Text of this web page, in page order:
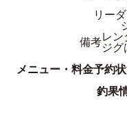
リー
備考レン
ジグ
メニュー・料金予約
釣果